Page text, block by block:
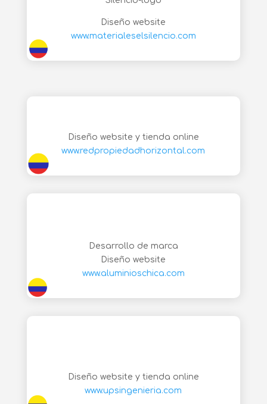
Diseño website
www.materialeselsilencio.com
Diseño website y tienda online
www.redpropiedadhorizontal.com
Desarrollo de marca
Diseño website
www.aluminioschica.com
Diseño website y tienda online
www.upsingenieria.com